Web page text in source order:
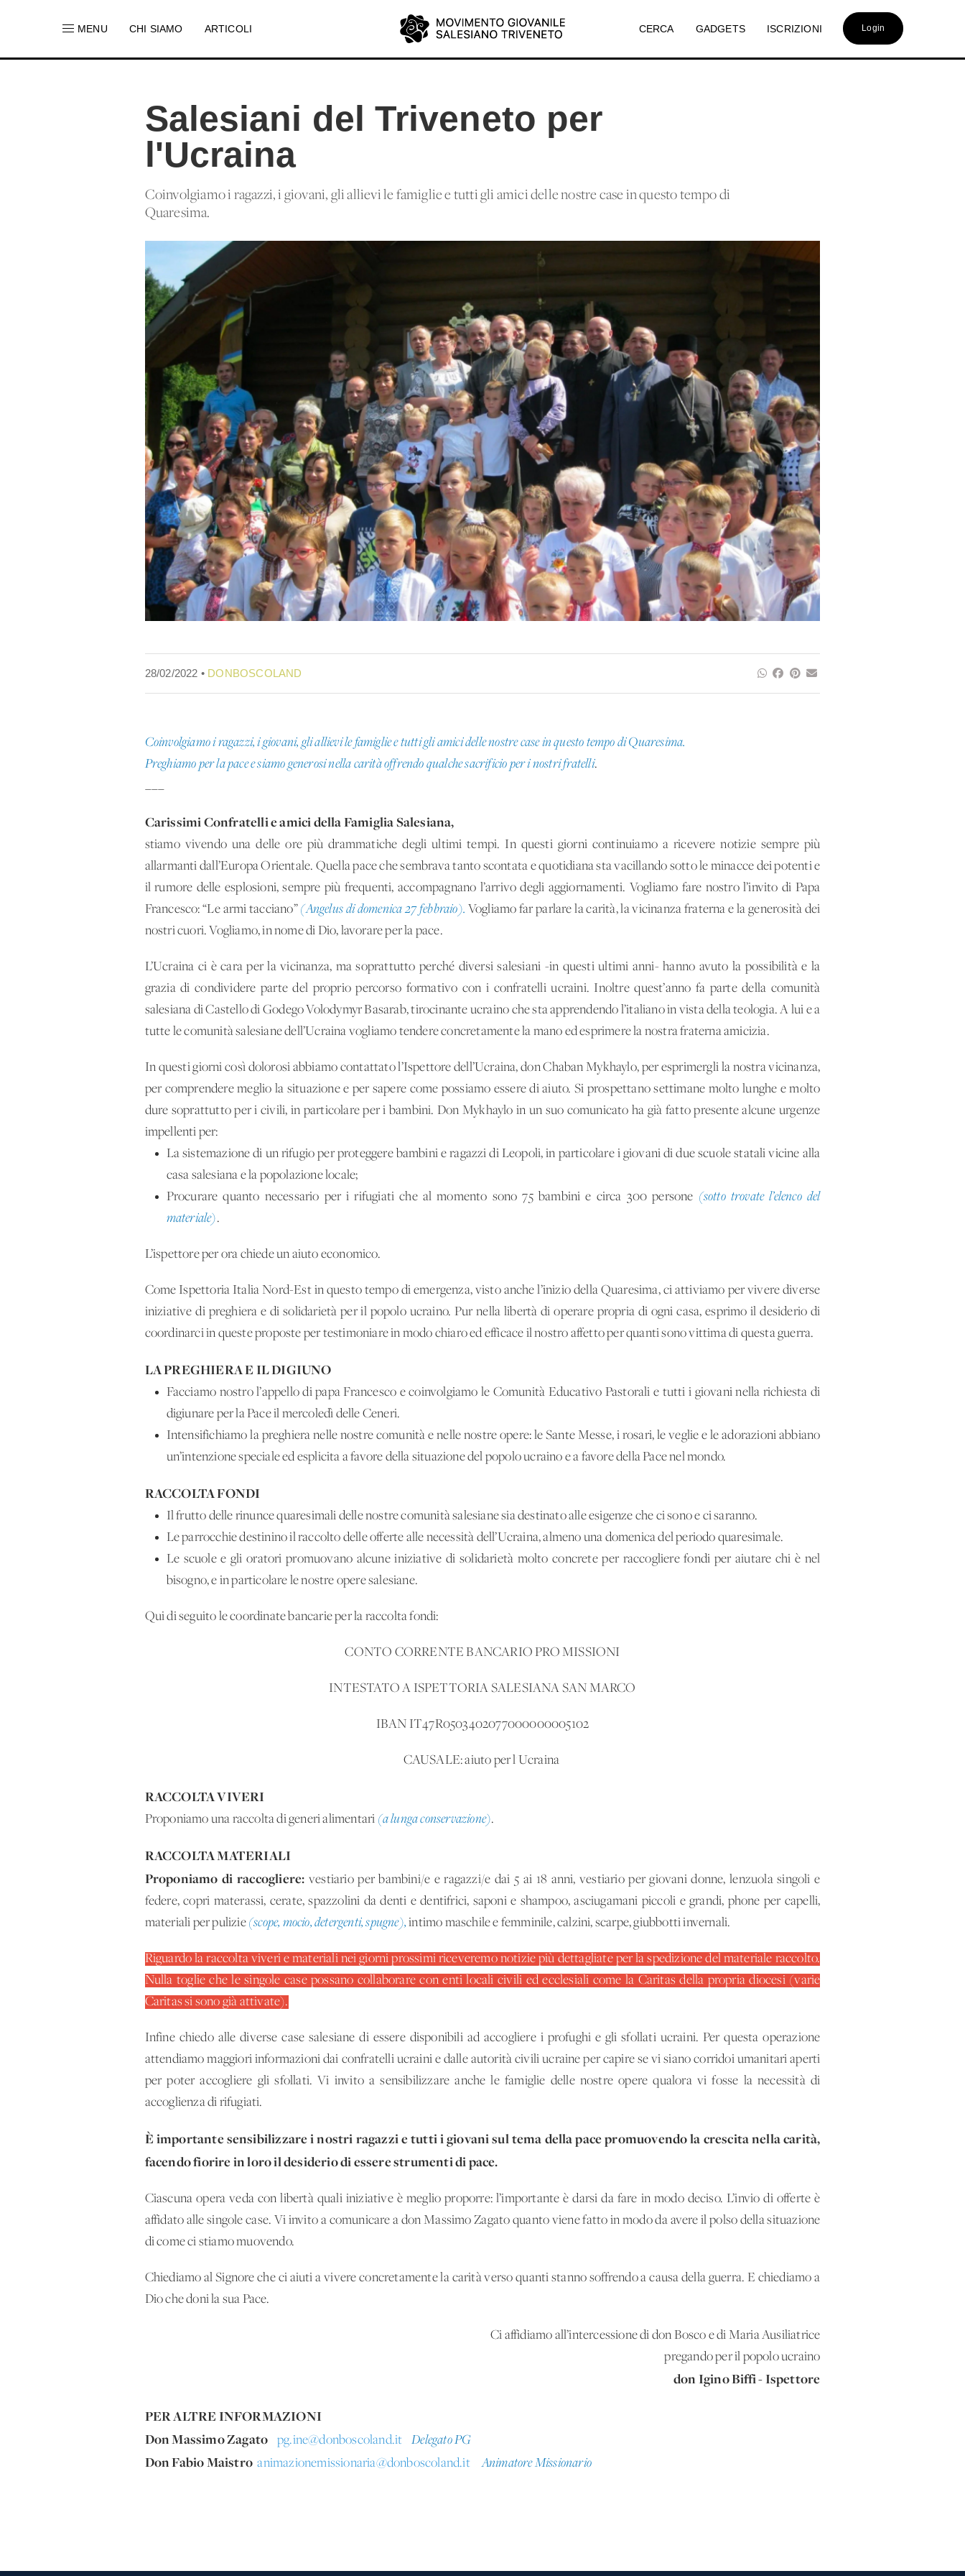
MENU CHI SIAMO ARTICOLI CERCA GADGETS ISCRIZIONI Login
Salesiani del Triveneto per
l'Ucraina
Coinvolgiamo i ragazzi, i giovani, gli allievi le famiglie e tutti gli amici delle nostre case in questo tempo di
Quaresima.
28/02/2022 • DONBOSCOLAND
Coinvolgiamo i ragazzi, i giovani, gli allievi le famiglie e tutti gli amici delle nostre case in questo tempo di Quaresima.
Preghiamo per la pace e siamo generosi nella carità offrendo qualche sacrificio per i nostri fratelli.
___
Carissimi Confratelli e amici della Famiglia Salesiana,
stiamo vivendo una delle ore più drammatiche degli ultimi tempi. In questi giorni continuiamo a ricevere notizie sempre più
allarmanti dall’Europa Orientale. Quella pace che sembrava tanto scontata e quotidiana sta vacillando sotto le minacce dei potenti e
il rumore delle esplosioni, sempre più frequenti, accompagnano l’arrivo degli aggiornamenti. Vogliamo fare nostro l’invito di Papa
Francesco: “Le armi tacciano” (Angelus di domenica 27 febbraio). Vogliamo far parlare la carità, la vicinanza fraterna e la generosità dei
nostri cuori. Vogliamo, in nome di Dio, lavorare per la pace.
L’Ucraina ci è cara per la vicinanza, ma soprattutto perché diversi salesiani -in questi ultimi anni- hanno avuto la possibilità e la
grazia di condividere parte del proprio percorso formativo con i confratelli ucraini. Inoltre quest’anno fa parte della comunità
salesiana di Castello di Godego Volodymyr Basarab, tirocinante ucraino che sta apprendendo l’italiano in vista della teologia. A lui e a
tutte le comunità salesiane dell’Ucraina vogliamo tendere concretamente la mano ed esprimere la nostra fraterna amicizia.
In questi giorni così dolorosi abbiamo contattato l’Ispettore dell’Ucraina, don Chaban Mykhaylo, per esprimergli la nostra vicinanza,
per comprendere meglio la situazione e per sapere come possiamo essere di aiuto. Si prospettano settimane molto lunghe e molto
dure soprattutto per i civili, in particolare per i bambini. Don Mykhaylo in un suo comunicato ha già fatto presente alcune urgenze
impellenti per:
La sistemazione di un rifugio per proteggere bambini e ragazzi di Leopoli, in particolare i giovani di due scuole statali vicine alla
casa salesiana e la popolazione locale;
Procurare quanto necessario per i rifugiati che al momento sono 75 bambini e circa 300 persone (sotto trovate l’elenco del
materiale).
L’ispettore per ora chiede un aiuto economico.
Come Ispettoria Italia Nord-Est in questo tempo di emergenza, visto anche l’inizio della Quaresima, ci attiviamo per vivere diverse
iniziative di preghiera e di solidarietà per il popolo ucraino. Pur nella libertà di operare propria di ogni casa, esprimo il desiderio di
coordinarci in queste proposte per testimoniare in modo chiaro ed efficace il nostro affetto per quanti sono vittima di questa guerra.
LA PREGHIERA E IL DIGIUNO
Facciamo nostro l’appello di papa Francesco e coinvolgiamo le Comunità Educativo Pastorali e tutti i giovani nella richiesta di
digiunare per la Pace il mercoledì delle Ceneri.
Intensifichiamo la preghiera nelle nostre comunità e nelle nostre opere: le Sante Messe, i rosari, le veglie e le adorazioni abbiano
un’intenzione speciale ed esplicita a favore della situazione del popolo ucraino e a favore della Pace nel mondo.
RACCOLTA FONDI
Il frutto delle rinunce quaresimali delle nostre comunità salesiane sia destinato alle esigenze che ci sono e ci saranno.
Le parrocchie destinino il raccolto delle offerte alle necessità dell’Ucraina, almeno una domenica del periodo quaresimale.
Le scuole e gli oratori promuovano alcune iniziative di solidarietà molto concrete per raccogliere fondi per aiutare chi è nel
bisogno, e in particolare le nostre opere salesiane.
Qui di seguito le coordinate bancarie per la raccolta fondi:
CONTO CORRENTE BANCARIO PRO MISSIONI
INTESTATO A ISPETTORIA SALESIANA SAN MARCO
IBAN IT47R0503402077000000005102
CAUSALE: aiuto per l'Ucraina
RACCOLTA VIVERI
Proponiamo una raccolta di generi alimentari (a lunga conservazione).
RACCOLTA MATERIALI
Proponiamo di raccogliere: vestiario per bambini/e e ragazzi/e dai 5 ai 18 anni, vestiario per giovani donne, lenzuola singoli e
federe, copri materassi, cerate, spazzolini da denti e dentifrici, saponi e shampoo, asciugamani piccoli e grandi, phone per capelli,
materiali per pulizie(scope, mocio, detergenti, spugne), intimo maschile e femminile, calzini, scarpe, giubbotti invernali.
Riguardo la raccolta viveri e materiali nei giorni prossimi riceveremo notizie più dettagliate per la spedizione del materiale raccolto.
Nulla toglie che le singole case possano collaborare con enti locali civili ed ecclesiali come la Caritas della propria diocesi (varie
Caritas si sono già attivate).
Infine chiedo alle diverse case salesiane di essere disponibili ad accogliere i profughi e gli sfollati ucraini. Per questa operazione
attendiamo maggiori informazioni dai confratelli ucraini e dalle autorità civili ucraine per capire se vi siano corridoi umanitari aperti
per poter accogliere gli sfollati. Vi invito a sensibilizzare anche le famiglie delle nostre opere qualora vi fosse la necessità di
accoglienza di rifugiati.
È importante sensibilizzare i nostri ragazzi e tutti i giovani sul tema della pace promuovendo la crescita nella carità,
facendo fiorire in loro il desiderio di essere strumenti di pace.
Ciascuna opera veda con libertà quali iniziative è meglio proporre: l’importante è darsi da fare in modo deciso. L’invio di offerte è
affidato alle singole case. Vi invito a comunicare a don Massimo Zagato quanto viene fatto in modo da avere il polso della situazione
di come ci stiamo muovendo.
Chiediamo al Signore che ci aiuti a vivere concretamente la carità verso quanti stanno soffrendo a causa della guerra. E chiediamo a
Dio che doni la sua Pace.
Ci affidiamo all’intercessione di don Bosco e di Maria Ausiliatrice
pregando per il popolo ucraino
don Igino Biffi - Ispettore
PER ALTRE INFORMAZIONI
Don Massimo Zagato
pg.ine@donboscoland.it Delegato PG
Don Fabio Maistro animazionemissionaria@donboscoland.it Animatore Missionario